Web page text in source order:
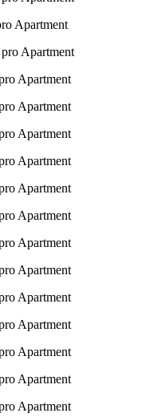
Apartment
Apartment
Apartment
Apartment
Apartment
Apartment
Apartment
Apartment
Apartment
Apartment
Apartment
Apartment
Apartment
Apartment
Apartment